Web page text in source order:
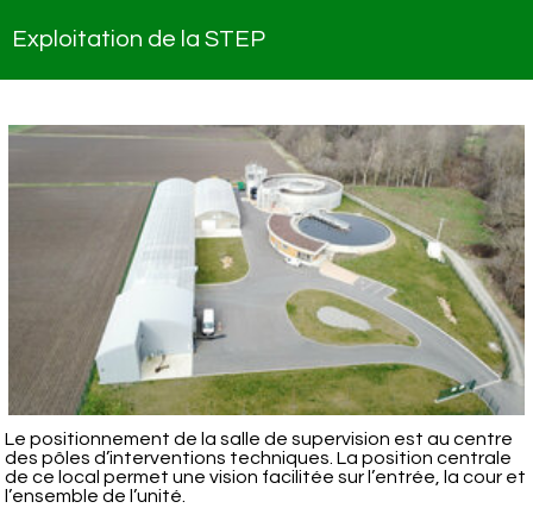
Exploitation de la STEP
Le positionnement de la salle de supervision est au centre
des pôles d’interventions techniques. La position centrale
de ce local permet une vision facilitée sur l’entrée, la cour et
l’ensemble de l’unité.